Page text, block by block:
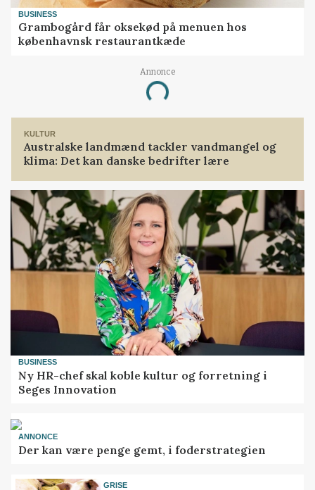
BUSINESS
Grambogård får oksekød på menuen hos
københavnsk restaurantkæde
Annonce
Loading...
KULTUR
Australske landmænd tackler vandmangel og
klima: Det kan danske bedrifter lære
BUSINESS
Ny HR-chef skal koble kultur og forretning i
Seges Innovation
ANNONCE
Der kan være penge gemt, i foderstrategien
GRISE